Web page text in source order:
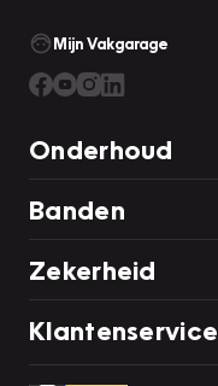
Mijn Vakgarage
Onderhoud
Banden
Zekerheid
Klantenservice